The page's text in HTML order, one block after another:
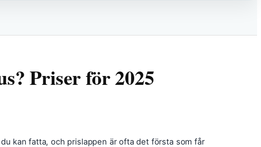
Priser för 2025
kan fatta, och prislappen är ofta det första som får